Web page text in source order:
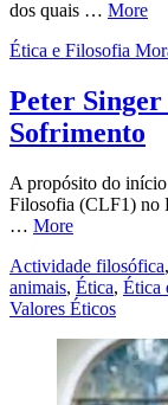
dos quais … More
Ética e Filosofia
Peter
Sofrimento
A propósito do
Filosofia (CLF1) no
… More
Actividade filosófica,
animais, Ética, Ética
Valores Éticos